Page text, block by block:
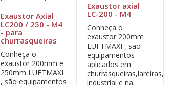
Exaustor Axial
LC200 / 250 - M4
- para
churrasqueiras
Conheça o
exaustor 200mm e
250mm LUFTMAXI
, são equipamentos
Exaustor axial
LC-200 - M4
Conheça o
exaustor 200mm
LUFTMAXI , são
equipamentos
aplicados em
industrial e na